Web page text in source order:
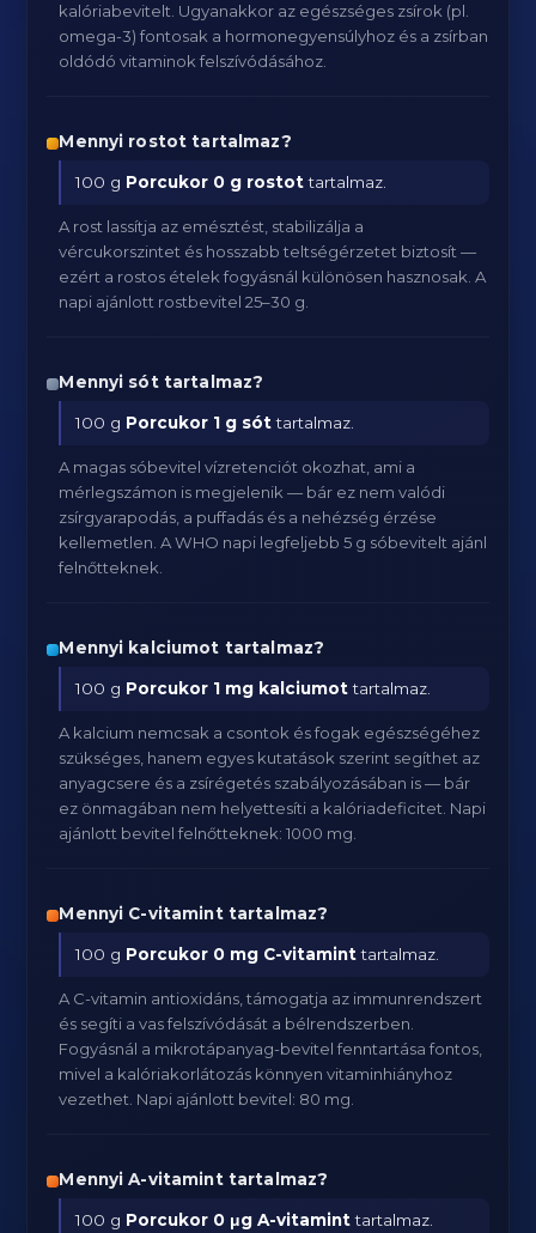
kalóriabevitelt. Ugyanakkor az egészséges zsírok (pl.
omega-3) fontosak a hormonegyensúlyhoz és a zsírban
oldódó vitaminok felszívódásához.
Mennyi rostot tartalmaz?
100 g Porcukor 0 g rostottartalmaz.
A rost lassítja az emésztést, stabilizálja a
vércukorszintet és hosszabb teltségérzetet biztosít —
ezért a rostos ételek fogyásnál különösen hasznosak. A
napi ajánlott rostbevitel 25–30 g.
Mennyi sót tartalmaz?
100 g Porcukor 1 g sóttartalmaz.
A magas sóbevitel vízretenciót okozhat, ami a
mérlegszámon is megjelenik — bár ez nem valódi
zsírgyarapodás, a puffadás és a nehézség érzése
kellemetlen. A WHO napi legfeljebb 5 g sóbevitelt ajánl
felnőtteknek.
Mennyi kalciumot tartalmaz?
100 g Porcukor 1 mg kalciumottartalmaz.
A kalcium nemcsak a csontok és fogak egészségéhez
szükséges, hanem egyes kutatások szerint segíthet az
anyagcsere és a zsírégetés szabályozásában is — bár
ez önmagában nem helyettesíti a kalóriadeficitet. Napi
ajánlott bevitel felnőtteknek: 1000 mg.
Mennyi C-vitamint tartalmaz?
100 g Porcukor 0 mg C-vitaminttartalmaz.
A C-vitamin antioxidáns, támogatja az immunrendszert
és segíti a vas felszívódását a bélrendszerben.
Fogyásnál a mikrotápanyag-bevitel fenntartása fontos,
mivel a kalóriakorlátozás könnyen vitaminhiányhoz
vezethet. Napi ajánlott bevitel: 80 mg.
Mennyi A-vitamint tartalmaz?
100 g Porcukor 0 μg A-vitaminttartalmaz.